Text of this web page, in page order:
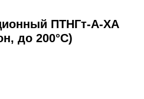
ПТНГт-А-ХА
до 200°С)